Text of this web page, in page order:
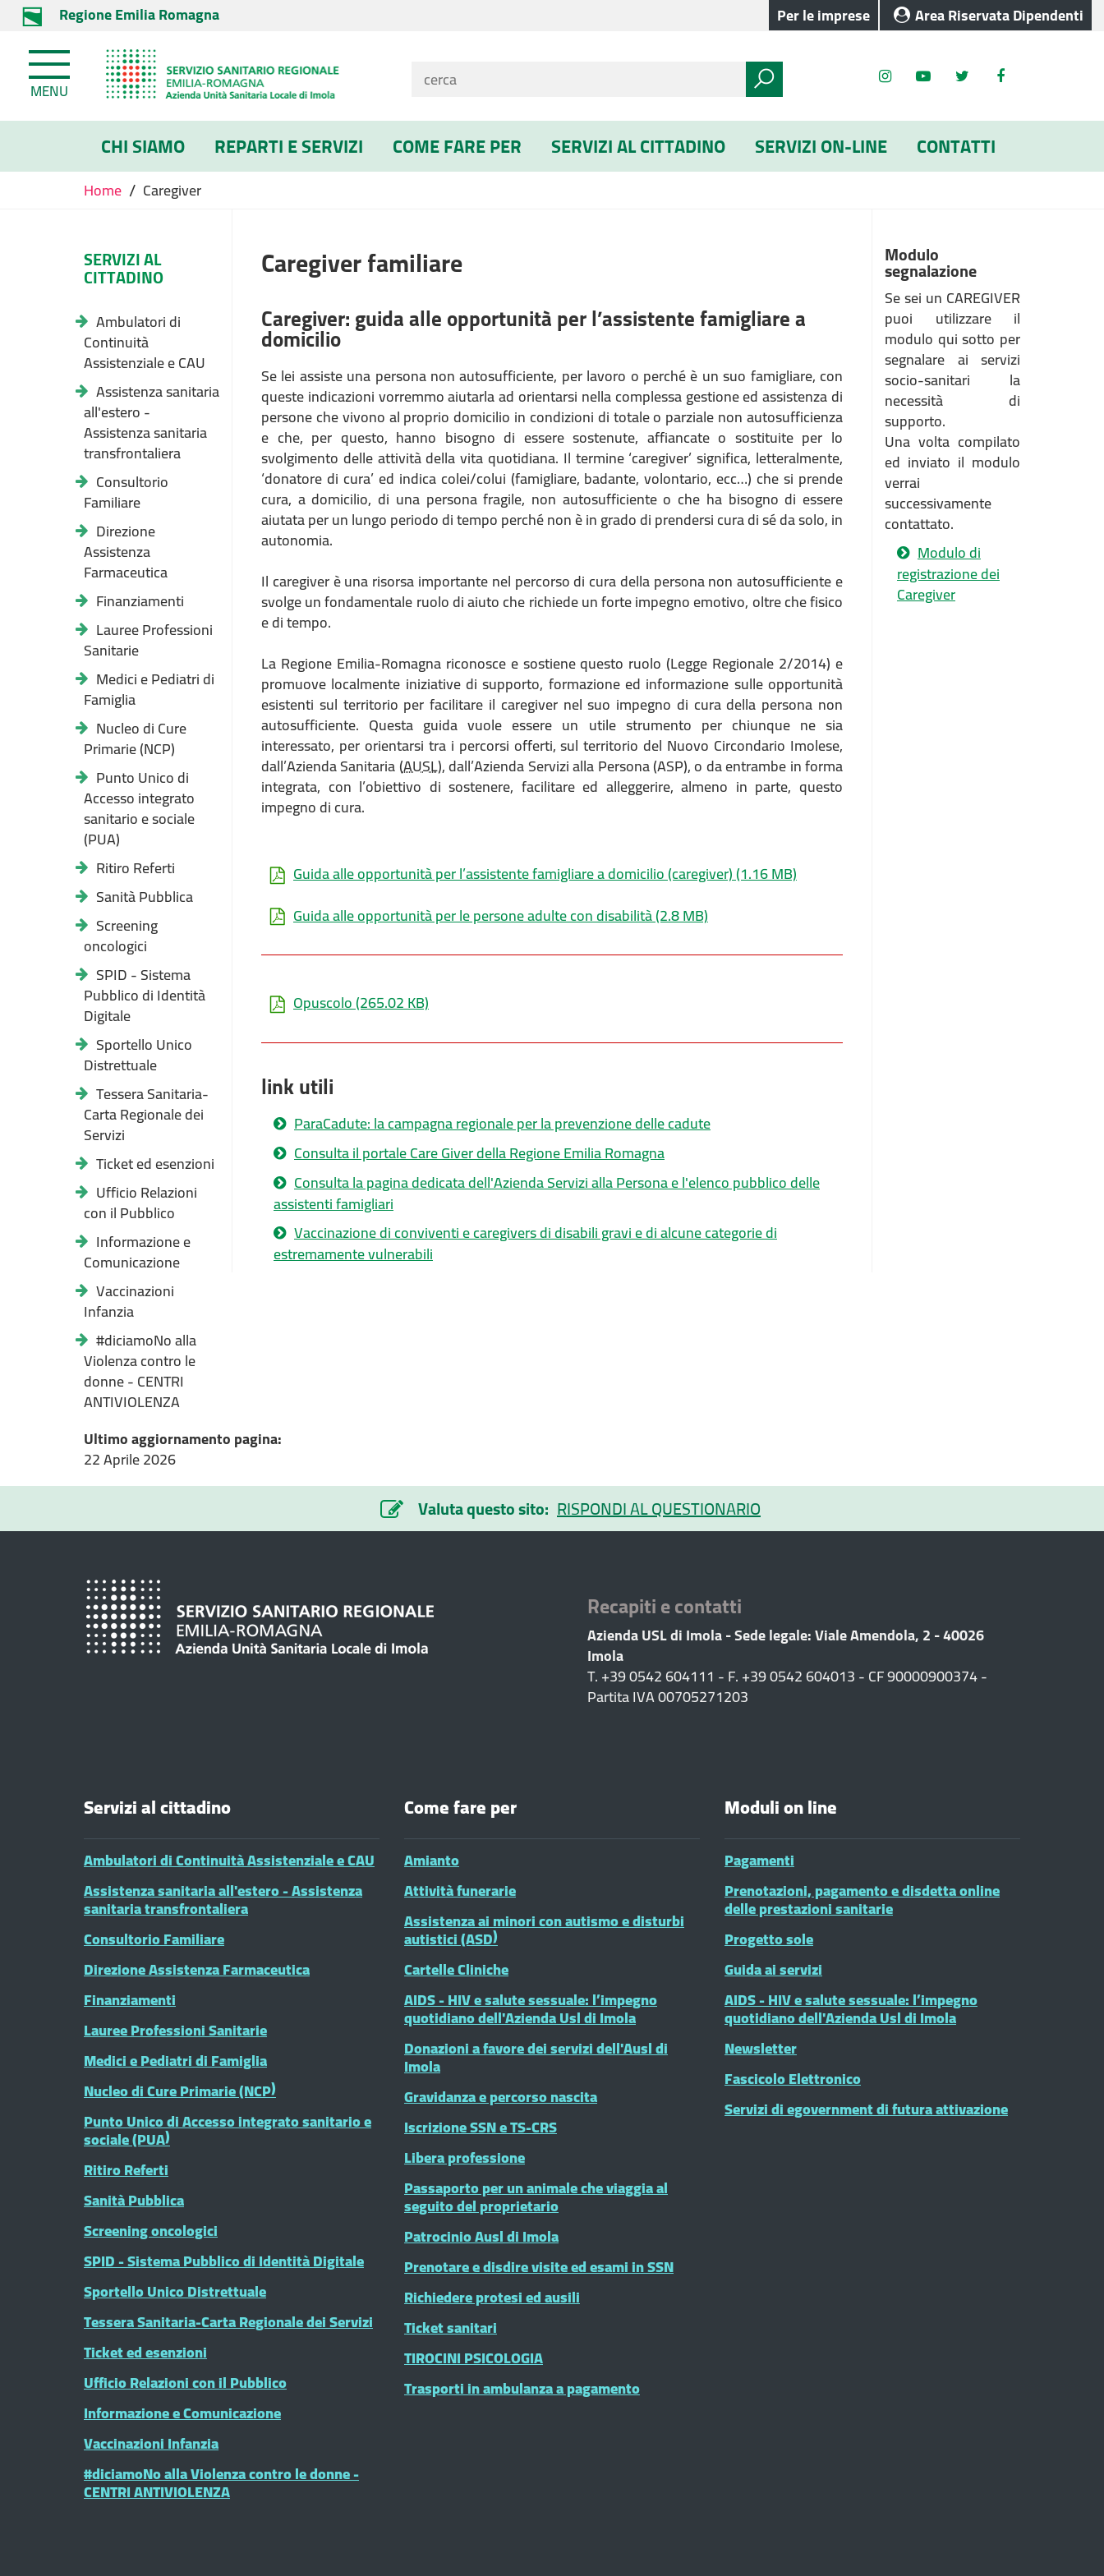
Regione Emilia Romagna Per le imprese Area Riservata Dipendenti
MENU
CHI SIAMO REPARTI E SERVIZI COME FARE PER SERVIZI AL CITTADINO SERVIZI ON-LINE CONTATTI
Home / Caregiver
SERVIZI AL
CITTADINO
Ambulatori di
Continuità
Assistenziale e CAU
Assistenza sanitaria
all'estero -
Assistenza sanitaria
transfrontaliera
Consultorio
Familiare
Direzione
Assistenza
Farmaceutica
Finanziamenti
Lauree Professioni
Sanitarie
Medici e Pediatri di
Famiglia
Nucleo di Cure
Primarie (NCP)
Punto Unico di
Accesso integrato
sanitario e sociale
(PUA)
Ritiro Referti
Sanità Pubblica
Screening
oncologici
SPID - Sistema
Pubblico di Identità
Digitale
Sportello Unico
Distrettuale
Tessera Sanitaria-
Carta Regionale dei
Servizi
Ticket ed esenzioni
Ufficio Relazioni
con il Pubblico
Informazione e
Comunicazione
Vaccinazioni
Infanzia
#diciamoNo alla
Violenza contro le
donne - CENTRI
ANTIVIOLENZA
Caregiver familiare
Caregiver: guida alle opportunità per l’assistente famigliare a
domicilio
Se lei assiste una persona non autosufficiente, per lavoro o perché è un suo famigliare, con
queste indicazioni vorremmo aiutarla ad orientarsi nella complessa gestione ed assistenza di
persone che vivono al proprio domicilio in condizioni di totale o parziale non autosufficienza
e che, per questo, hanno bisogno di essere sostenute, affiancate o sostituite per lo
svolgimento delle attività della vita quotidiana. Il termine ‘caregiver’ significa, letteralmente,
‘donatore di cura’ ed indica colei/colui (famigliare, badante, volontario, ecc…) che si prende
cura, a domicilio, di una persona fragile, non autosufficiente o che ha bisogno di essere
aiutata per un lungo periodo di tempo perché non è in grado di prendersi cura di sé da solo, in
autonomia.
Il caregiver è una risorsa importante nel percorso di cura della persona non autosufficiente e
svolge un fondamentale ruolo di aiuto che richiede un forte impegno emotivo, oltre che fisico
e di tempo.
La Regione Emilia-Romagna riconosce e sostiene questo ruolo (Legge Regionale 2/2014) e
promuove localmente iniziative di supporto, formazione ed informazione sulle opportunità
esistenti sul territorio per facilitare il caregiver nel suo impegno di cura della persona non
autosufficiente. Questa guida vuole essere un utile strumento per chiunque ne sia
interessato, per orientarsi tra i percorsi offerti, sul territorio del Nuovo Circondario Imolese,
dall’Azienda Sanitaria (AUSL), dall’Azienda Servizi alla Persona (ASP), o da entrambe in forma
integrata, con l’obiettivo di sostenere, facilitare ed alleggerire, almeno in parte, questo
impegno di cura.
Guida alle opportunità per l’assistente famigliare a domicilio (caregiver)(1.16 MB)
Guida alle opportunità per le persone adulte con disabilità(2.8 MB)
Opuscolo(265.02 KB)
link utili
ParaCadute: la campagna regionale per la prevenzione delle cadute
Consulta il portale Care Giver della Regione Emilia Romagna
Consulta la pagina dedicata dell'Azienda Servizi alla Persona e l'elenco pubblico delle
assistenti famigliari
Vaccinazione di conviventi e caregivers di disabili gravi e di alcune categorie di
estremamente vulnerabili
Modulo
segnalazione
Se sei un CAREGIVER
puoi utilizzare il
modulo qui sotto per
segnalare ai servizi
socio-sanitari la
necessità di
supporto.
Una volta compilato
ed inviato il modulo
verrai
successivamente
contattato.
Modulo di
registrazione dei
Caregiver
Ultimo aggiornamento pagina:
22 Aprile 2026
Valuta questo sito: RISPONDI AL QUESTIONARIO
Recapiti e contatti
Azienda USL di Imola - Sede legale: Viale Amendola, 2 - 40026
Imola
T. +39 0542 604111 - F. +39 0542 604013 - CF 90000900374 -
Partita IVA 00705271203
Servizi al cittadino
Ambulatori di Continuità Assistenziale e CAU
Assistenza sanitaria all'estero - Assistenza
sanitaria transfrontaliera
Consultorio Familiare
Direzione Assistenza Farmaceutica
Finanziamenti
Lauree Professioni Sanitarie
Medici e Pediatri di Famiglia
Nucleo di Cure Primarie (NCP)
Punto Unico di Accesso integrato sanitario e
sociale (PUA)
Ritiro Referti
Sanità Pubblica
Screening oncologici
SPID - Sistema Pubblico di Identità Digitale
Sportello Unico Distrettuale
Tessera Sanitaria-Carta Regionale dei Servizi
Ticket ed esenzioni
Ufficio Relazioni con il Pubblico
Informazione e Comunicazione
Vaccinazioni Infanzia
#diciamoNo alla Violenza contro le donne -
CENTRI ANTIVIOLENZA
Come fare per
Amianto
Attività funerarie
Assistenza ai minori con autismo e disturbi
autistici (ASD)
Cartelle Cliniche
AIDS - HIV e salute sessuale: l’impegno
quotidiano dell'Azienda Usl di Imola
Donazioni a favore dei servizi dell'Ausl di
Imola
Gravidanza e percorso nascita
Iscrizione SSN e TS-CRS
Libera professione
Passaporto per un animale che viaggia al
seguito del proprietario
Patrocinio Ausl di Imola
Prenotare e disdire visite ed esami in SSN
Richiedere protesi ed ausili
Ticket sanitari
TIROCINI PSICOLOGIA
Trasporti in ambulanza a pagamento
Moduli on line
Pagamenti
Prenotazioni, pagamento e disdetta online
delle prestazioni sanitarie
Progetto sole
Guida ai servizi
AIDS - HIV e salute sessuale: l’impegno
quotidiano dell'Azienda Usl di Imola
Newsletter
Fascicolo Elettronico
Servizi di egovernment di futura attivazione